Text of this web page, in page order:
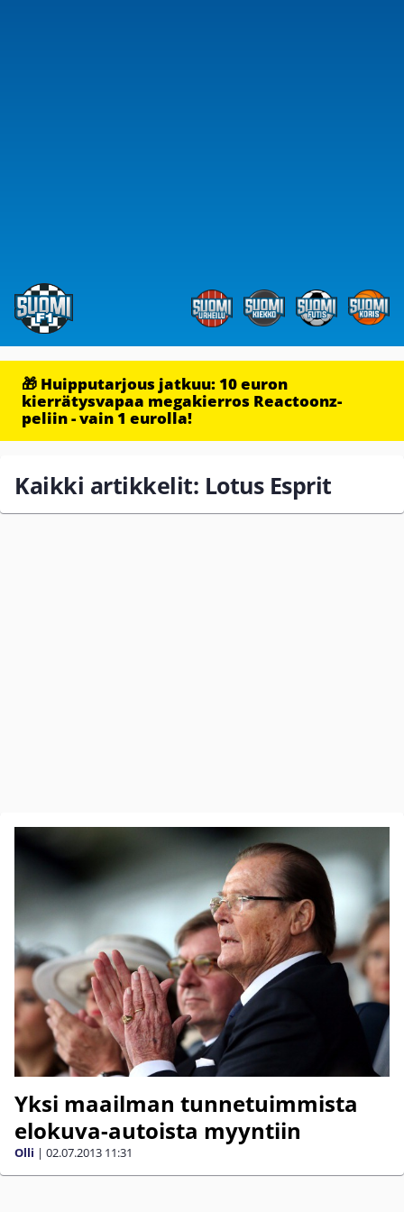
🎁 Huipputarjous jatkuu: 10 euron
kierrätysvapaa megakierros Reactoonz-
peliin - vain 1 eurolla!
Kaikki artikkelit: Lotus Esprit
Yksi maailman tunnetuimmista
elokuva-autoista myyntiin
Olli | 02.07.2013 11:31